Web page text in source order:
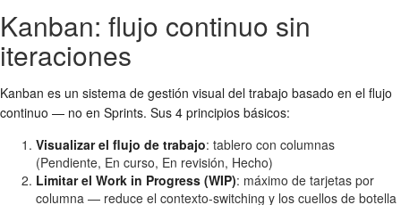
Kanban: flujo continuo sin
iteraciones
Kanban es un sistema de gestión visual del trabajo basado en el flujo
continuo — no en Sprints. Sus 4 principios básicos:
Visualizar el flujo de trabajo: tablero con columnas
(Pendiente, En curso, En revisión, Hecho)
Limitar el Work in Progress (WIP): máximo de tarjetas por
columna — reduce el contexto-switching y los cuellos de botella